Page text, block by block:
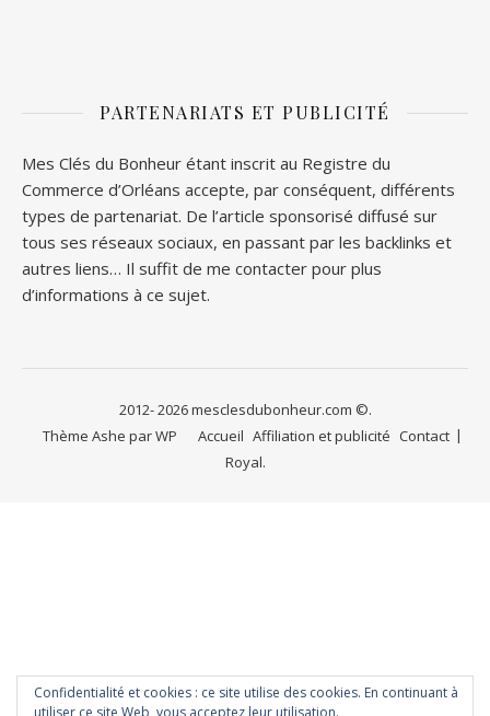
PARTENARIATS ET PUBLICITÉ
Mes Clés du Bonheur étant inscrit au Registre du
Commerce d’Orléans accepte, par conséquent, différents
types de partenariat. De l’article sponsorisé diffusé sur
tous ses réseaux sociaux, en passant par les backlinks et
autres liens… Il suffit de me contacter pour plus
d’informations à ce sujet.
2012- 2026 mesclesdubonheur.com ©.
Accueil Affiliation et publicité Contact
Thème Ashe parWP
Royal.
Confidentialité et cookies : ce site utilise des cookies. En continuant à
utiliser ce site Web, vous acceptez leur utilisation.